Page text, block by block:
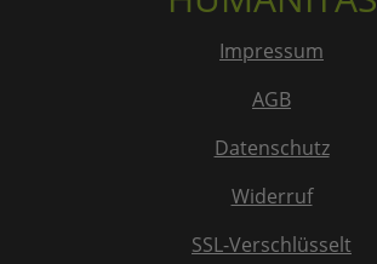
Impressum
AGB
Datenschutz
Widerruf
SSL-Verschlüsselt